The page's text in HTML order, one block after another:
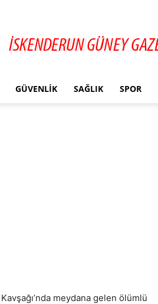
GÜVENLIK SAĞLIK SPOR
meydana gelen ölümlü